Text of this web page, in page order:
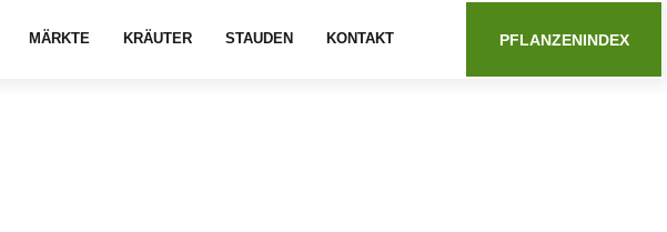
MÄRKTE KRÄUTER STAUDEN KONTAKT PFLANZENINDEX